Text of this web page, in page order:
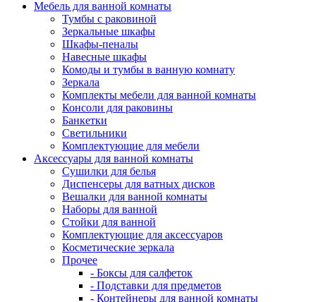
Мебель для ванной комнаты
Тумбы с раковиной
Зеркальные шкафы
Шкафы-пеналы
Навесные шкафы
Комоды и тумбы в ванную комнату
Зеркала
Комплекты мебели для ванной комнаты
Консоли для раковины
Банкетки
Светильники
Комплектующие для мебели
Аксессуары для ванной комнаты
Сушилки для белья
Диспенсеры для ватных дисков
Вешалки для ванной комнаты
Наборы для ванной
Стойки для ванной
Комплектующие для аксессуаров
Косметические зеркала
Прочее
- Боксы для салфеток
- Подставки для предметов
- Контейнеры для ванной комнаты